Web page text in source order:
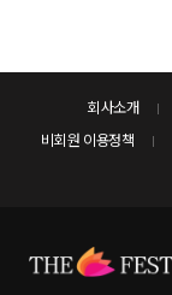
회사소개
비회원 이용정책